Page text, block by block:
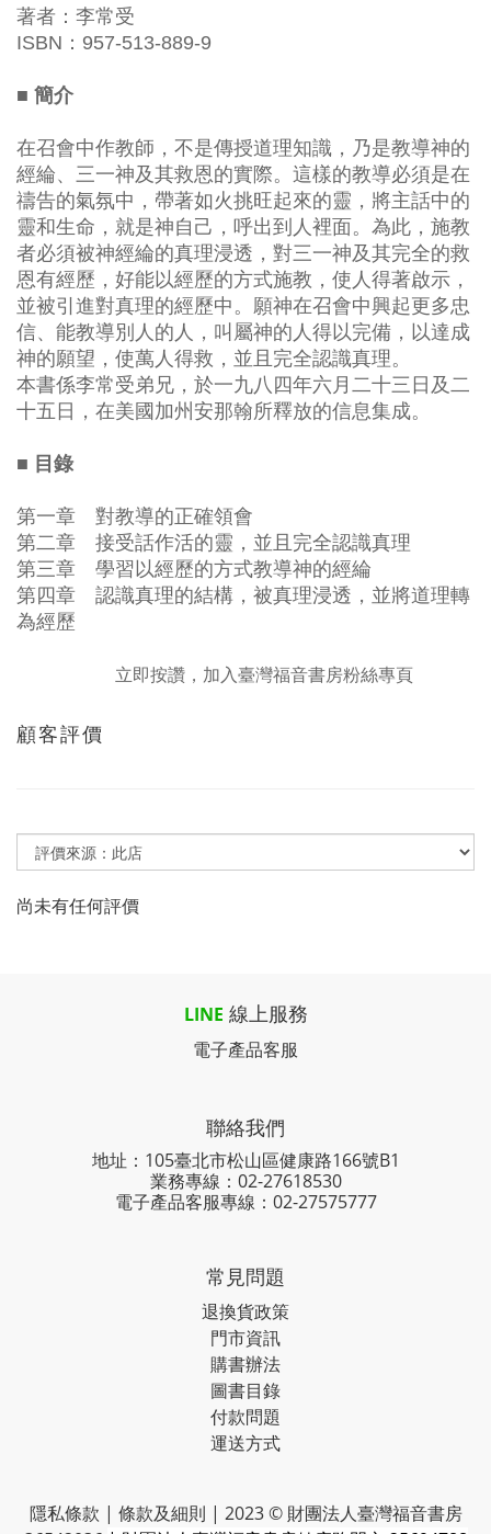
著者：李常受
ISBN：957-513-889-9
■ 簡介
在召會中作教師，不是傳授道理知識，乃是教導神的
經綸、三一神及其救恩的實際。這樣的教導必須是在
禱告的氣氛中，帶著如火挑旺起來的靈，將主話中的
靈和生命，就是神自己，呼出到人裡面。為此，施教
者必須被神經綸的真理浸透，對三一神及其完全的救
恩有經歷，好能以經歷的方式施教，使人得著啟示，
並被引進對真理的經歷中。願神在召會中興起更多忠
信、能教導別人的人，叫屬神的人得以完備，以達成
神的願望，使萬人得救，並且完全認識真理。
本書係李常受弟兄，於一九八四年六月二十三日及二
十五日，在美國加州安那翰所釋放的信息集成。
■ 目錄
第一章 對教導的正確領會
第二章 接受話作活的靈，並且完全認識真理
第三章 學習以經歷的方式教導神的經綸
第四章 認識真理的結構，被真理浸透，並將道理轉
為經歷
立即按讚，加入臺灣福音書房粉絲專頁
顧客評價
尚未有任何評價
LINE 線上服務
電子產品客服
聯絡我們
地址：105臺北市松山區健康路166號B1
業務專線： 02-27618530
電子產品客服專線：02-27575777
常見問題
退換貨政策
門市資訊
購書辦法
圖書目錄
付款問題
運送方式
隱私條款 | 條款及細則 | 2023 © 財團法人臺灣福音書房